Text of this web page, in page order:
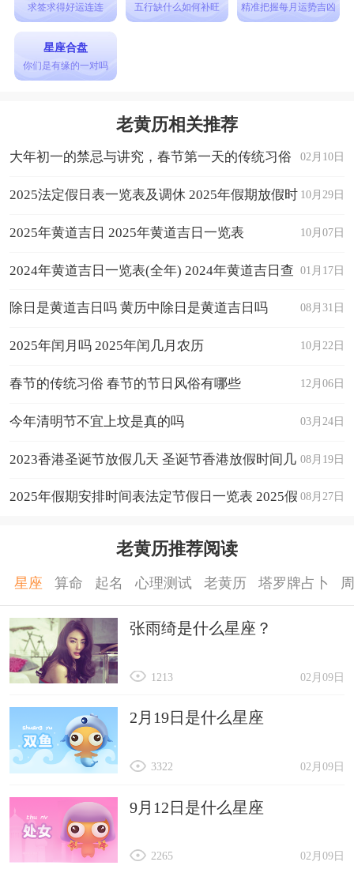
求签求得好运连连 五行缺什么如何补旺 精准把握每月运势吉凶
星座合盘
你们是有缘的一对吗
老黄历相关推荐
02月10日
大年初一的禁忌与讲究，春节第一天的传统习俗
10月29日
2025法定假日表一览表及调休 2025年假期放假时
间表日历 10月07日
2025年黄道吉日 2025年黄道吉日一览表
01月17日
2024年黄道吉日一览表(全年) 2024年黄道吉日查
询 08月31日
除日是黄道吉日吗 黄历中除日是黄道吉日吗
10月22日
2025年闰月吗 2025年闰几月农历
12月06日
春节的传统习俗 春节的节日风俗有哪些
03月24日
今年清明节不宜上坟是真的吗
08月19日
2023香港圣诞节放假几天 圣诞节香港放假时间几
天 08月27日
2025年假期安排时间表法定节假日一览表 2025假
老黄历推荐阅读
星座 算命 起名 心理测试 老黄历 塔罗牌占卜
张雨绮是什么星座？
02月09日
1213
2月19日是什么星座
02月09日
3322
9月12日是什么星座
02月09日
2265